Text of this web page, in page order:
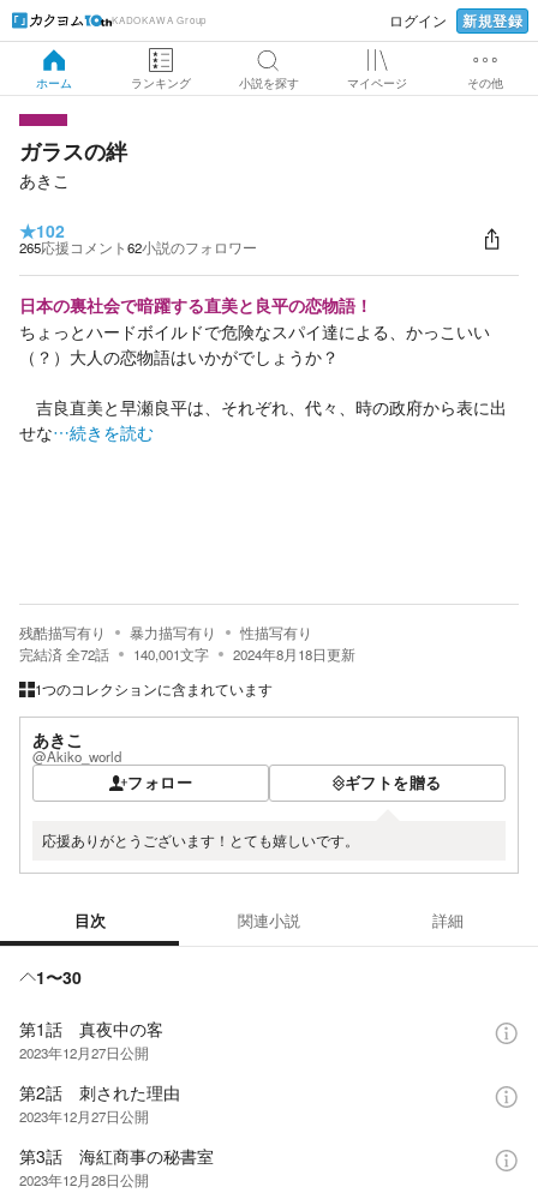
KADOKAWA Group ログイン 新規登録
ホーム ランキング 小説を探す マイページ その他
ガラスの絆
あきこ
★102
265応援コメント62小説のフォロワー
日本の裏社会で暗躍する直美と良平の恋物語！
ちょっとハードボイルドで危険なスパイ達による、かっこいい
（？）大人の恋物語はいかがでしょうか？
吉良直美と早瀬良平は、それぞれ、代々、時の政府から表に出
せな…続きを読む
残酷描写有り 暴力描写有り
性描写有り
完結済全72話 140,001文字 2024年8月18日更新
1つのコレクションに含まれています
あきこ
@Akiko_world
フォロー ギフトを贈る
応援ありがとうございます！とても嬉しいです。
目次 関連小説 詳細
1〜30
第1話 真夜中の客
2023年12月27日公開
第2話 刺された理由
2023年12月27日公開
第3話 海紅商事の秘書室
2023年12月28日公開